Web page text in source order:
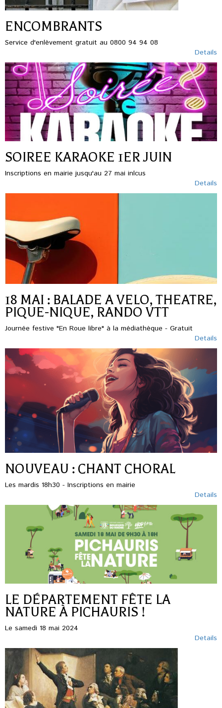
ENCOMBRANTS
Service d'enlèvement gratuit au 0800 94 94 08
Details
SOIREE KARAOKE 1ER JUIN
Inscriptions en mairie jusqu'au 27 mai inlcus
Details
18 MAI : BALADE A VELO, THEATRE,
PIQUE-NIQUE, RANDO VTT
Journée festive "En Roue libre" à la médiathèque - Gratuit
Details
NOUVEAU : CHANT CHORAL
Les mardis 18h30 - Inscriptions en mairie
Details
LE DÉPARTEMENT FÊTE LA
NATURE À PICHAURIS !
Le samedi 18 mai 2024
Details